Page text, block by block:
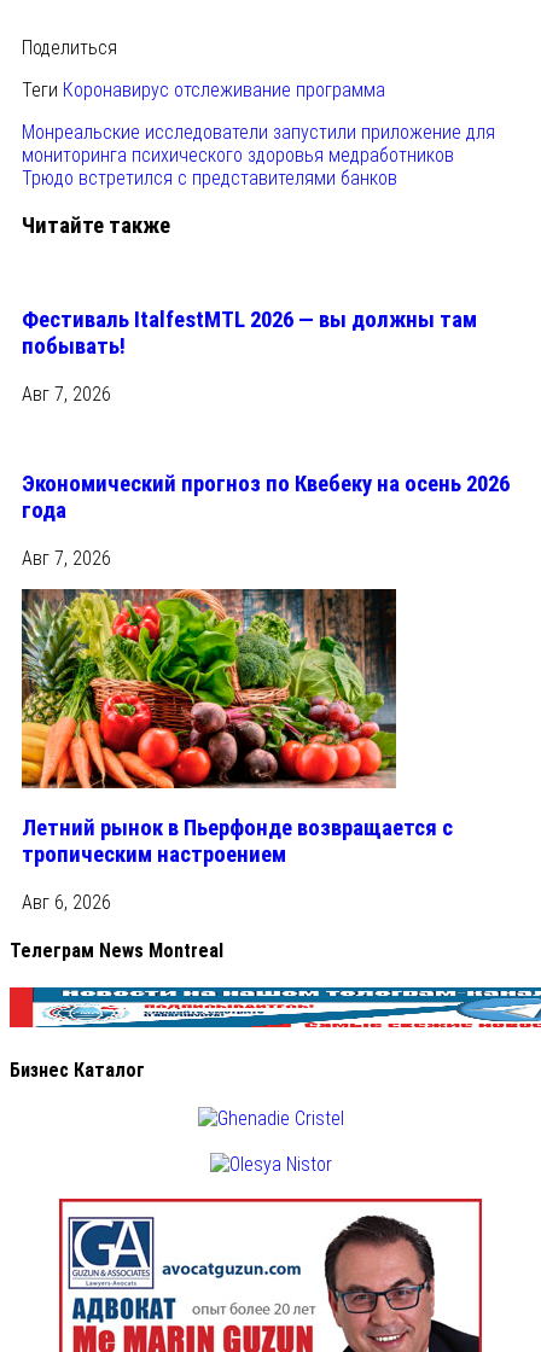
Поделиться
Теги Коронавирус отслеживание программа
Монреальские исследователи запустили приложение для
мониторинга психического здоровья медработников
Трюдо встретился с представителями банков
Читайте также
Фестиваль ItalfestMTL 2026 — вы должны там
побывать!
Авг 7, 2026
Экономический прогноз по Квебеку на осень 2026
года
Авг 7, 2026
Летний рынок в Пьерфонде возвращается с
тропическим настроением
Авг 6, 2026
Телеграм News Montreal
Бизнес Каталог